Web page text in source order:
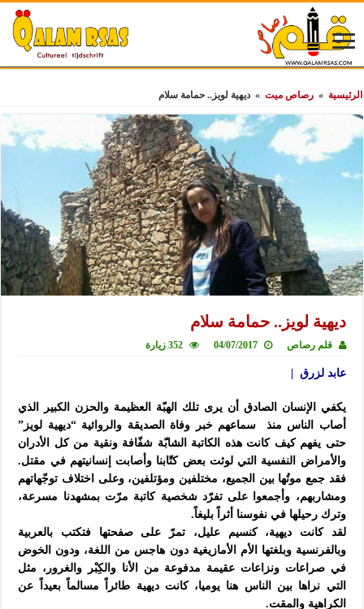
الرئيسية » رصاص ميت » ديهية لويز.. حمامة سلام
ديهية لويز.. حمامة سلام
قلم رصاص 04/07/2017 352 زيارة
عابد لزرق |
يكفي الإنسان الصادق أن يرى تلك الهبّة العظيمة والحزن الكبير الذي
أصاب الناس منذ سماعهم خبر وفاة الصديقة والروائية “ديهية لويز”
حتى يفهم كيف كانت هذه الكاتبة الشابّة شفّافة ونقية من كل الأدران
والأمراض النفسية التي لوثت بعض كتّابنا وأصابت إنسانيتهم في مقتل.
فقد جمع موتُها بين الجميع، مختلفين ومؤتلفين، وعلى اختلاف توجّهاتهم
ومشاربهم، وأجمعوا على تفرّد شخصية كاتبة مرّت بمشهدنا مسرعة،
وترك رحيلها في نفوسنا أثراً بليغاً.
لقد كانت ديهية، كنسيم عليل، تمرّ على صفحتها فتكتب بالعربية
وبالفرنسية وبلغتها الأم الأمازيغية دون هاجس من اللغة، ودون الخوض
في صراعات ونزاعات عقيمة مدفوعة من الأنا والكِبْر والغرور، مثل
التي نراها بين الناس هنا يوميا، كانت ديهية طائراً مسالماً بعيداً عن
الكراهية والمقت.